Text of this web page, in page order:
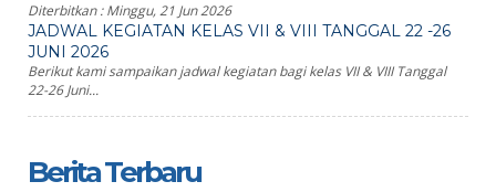
Diterbitkan :Minggu, 21 Jun 2026
JADWAL KEGIATAN KELAS VII & VIII TANGGAL 22 -26
JUNI 2026
Berikut kami sampaikan jadwal kegiatan bagi kelas VII & VIII Tanggal
22-26 Juni...
Berita Terbaru